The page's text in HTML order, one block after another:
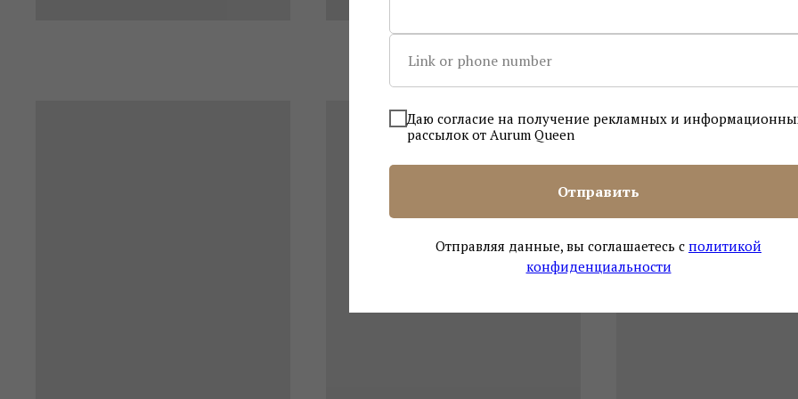
Даю согласие на получение рекламных и
рассылок от Aurum Queen
Отправить
Отправляя данные, вы соглашаетесь с политикой
конфиденциальности